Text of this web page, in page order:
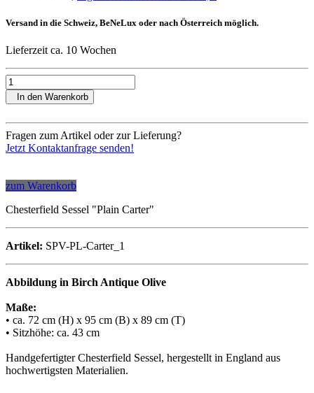
Versand in die Schweiz, BeNeLux oder nach Österreich möglich.
Lieferzeit ca. 10 Wochen
In den Warenkorb
Fragen zum Artikel oder zur Lieferung?
Jetzt Kontaktanfrage senden!
zum Warenkorb
Chesterfield Sessel "Plain Carter"
Artikel: SPV-PL-Carter_1
Abbildung in Birch Antique Olive
Maße:
• ca. 72 cm (H) x 95 cm (B) x 89 cm (T)
• Sitzhöhe: ca. 43 cm
Handgefertigter Chesterfield Sessel, hergestellt in England aus
hochwertigsten Materialien.